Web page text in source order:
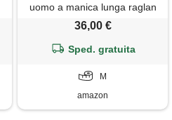
uomo a manica lunga raglan
misto cotone chiusura zip
elasticizzata grigio smoke (m)
36,00 €
Sped. gratuita
M
amazon